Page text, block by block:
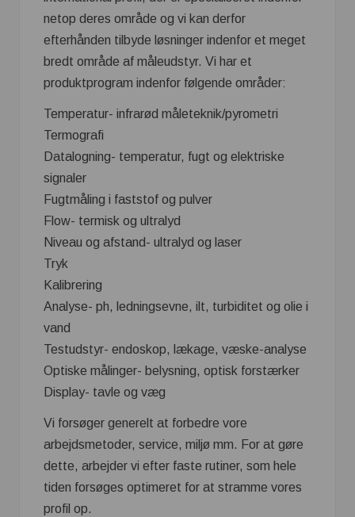
netop deres område og vi kan derfor
efterhånden tilbyde løsninger indenfor et meget
bredt område af måleudstyr. Vi har et
produktprogram indenfor følgende områder:
Temperatur- infrarød måleteknik/pyrometri
Termografi
Datalogning- temperatur, fugt og elektriske
signaler
Fugtmåling i faststof og pulver
Flow- termisk og ultralyd
Niveau og afstand- ultralyd og laser
Tryk
Kalibrering
Analyse- ph, ledningsevne, ilt, turbiditet og olie i
vand
Testudstyr- endoskop, lækage, væske-analyse
Optiske målinger- belysning, optisk forstærker
Display- tavle og væg
Vi forsøger generelt at forbedre vore
arbejdsmetoder, service, miljø mm. For at gøre
dette, arbejder vi efter faste rutiner, som hele
tiden forsøges optimeret for at stramme vores
profil op.